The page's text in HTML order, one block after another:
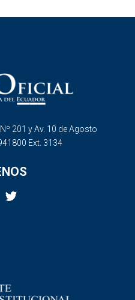
201 y Av. 10 de Agosto
Ext. 3134